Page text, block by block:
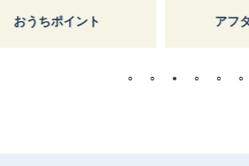
ント アフターサービス